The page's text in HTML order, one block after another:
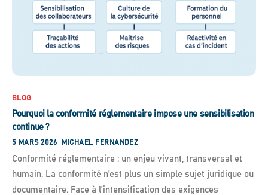
BLOG
Pourquoi la conformité réglementaire impose une sensibilisation
continue ?
5 MARS 2026 MICHAEL FERNANDEZ
Conformité réglementaire : un enjeu vivant, transversal et
humain. La conformité n’est plus un simple sujet juridique ou
documentaire. Face à l’intensification des exigences